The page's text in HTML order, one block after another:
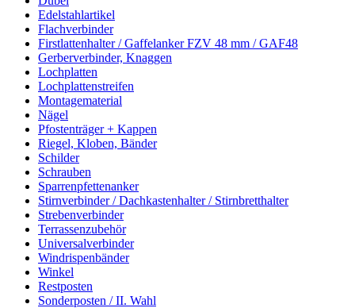
Edelstahlartikel
Flachverbinder
Firstlattenhalter / Gaffelanker FZV 48 mm / GAF48
Gerberverbinder, Knaggen
Lochplatten
Lochplattenstreifen
Montagematerial
Nägel
Pfostenträger + Kappen
Riegel, Kloben, Bänder
Schilder
Schrauben
Sparrenpfettenanker
Stirnverbinder / Dachkastenhalter / Stirnbretthalter
Strebenverbinder
Terrassenzubehör
Universalverbinder
Windrispenbänder
Winkel
Restposten
Sonderposten / II. Wahl